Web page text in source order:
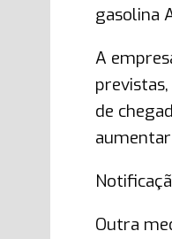
gasolina
A
de
Outra